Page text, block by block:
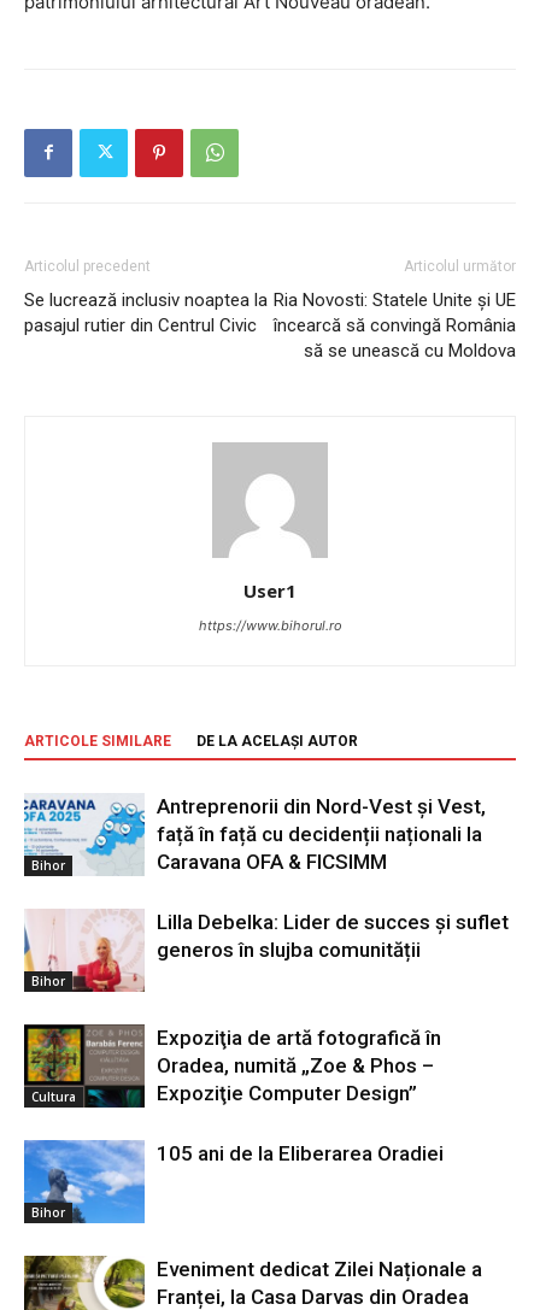
Articolul precedent
Se lucrează inclusiv noaptea la
pasajul rutier din Centrul Civic
Articolul următor
Ria Novosti: Statele Unite și UE
încearcă să convingă România
să se unească cu Moldova
User1
https://www.bihorul.ro
ARTICOLE SIMILARE DE LA ACELAȘI AUTOR
Bihor
Antreprenorii din Nord-Vest și Vest,
față în față cu decidenții naționali la
Caravana OFA & FICSIMM
Bihor
Lilla Debelka: Lider de succes și suflet
generos în slujba comunității
Cultura
Expoziţia de artă fotografică în
Oradea, numită „Zoe & Phos –
Expoziţie Computer Design”
Bihor
105 ani de la Eliberarea Oradiei
Eveniment dedicat Zilei Naționale a
Franței, la Casa Darvas din Oradea